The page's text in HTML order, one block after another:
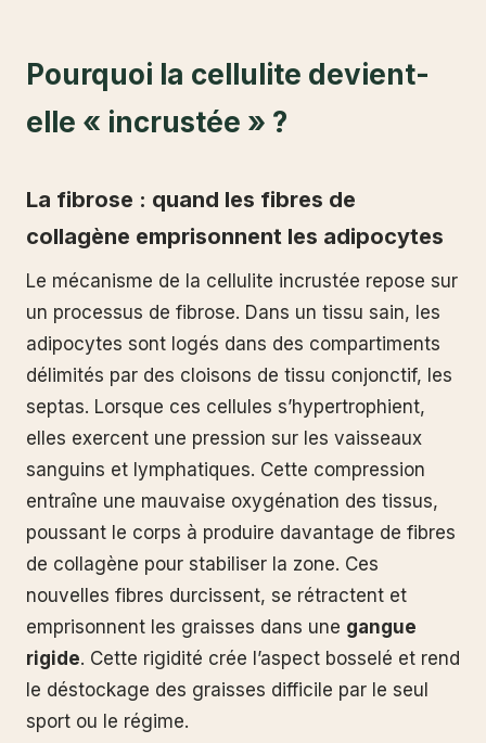
Pourquoi la cellulite devient-
elle « incrustée » ?
La fibrose : quand les fibres de
collagène emprisonnent les adipocytes
Le mécanisme de la cellulite incrustée repose sur
un processus de fibrose. Dans un tissu sain, les
adipocytes sont logés dans des compartiments
délimités par des cloisons de tissu conjonctif, les
septas. Lorsque ces cellules s’hypertrophient,
elles exercent une pression sur les vaisseaux
sanguins et lymphatiques. Cette compression
entraîne une mauvaise oxygénation des tissus,
poussant le corps à produire davantage de fibres
de collagène pour stabiliser la zone. Ces
nouvelles fibres durcissent, se rétractent et
emprisonnent les graisses dans une gangue
rigide. Cette rigidité crée l’aspect bosselé et rend
le déstockage des graisses difficile par le seul
sport ou le régime.